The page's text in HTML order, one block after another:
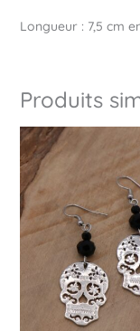
Longueur : 7,5 cm
Produits